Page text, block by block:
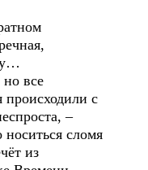
все
с
–
носиться сломя
из